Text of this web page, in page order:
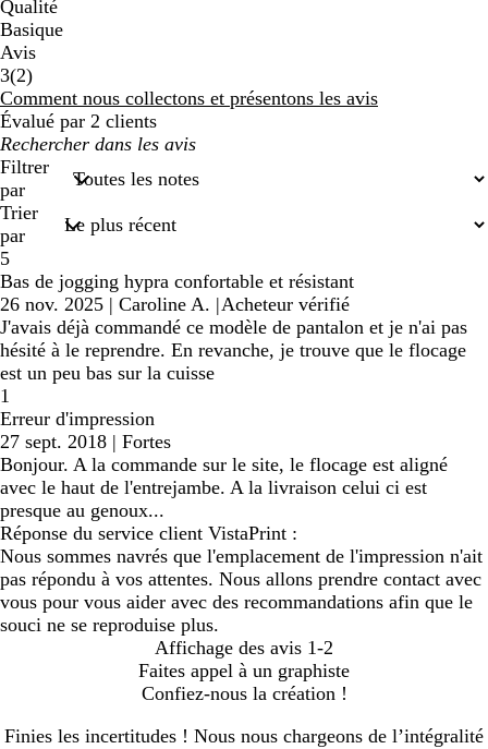
Qualité
Basique
Avis
3(22
avis
)
Comment nous collectons et présentons les avis
Évalué par 2 clients
Mes
recherches
saisies
Filtrer
par
Trier
par
5
Bas de jogging hypra confortable et résistant
26 nov. 2025 | Caroline A. |Acheteur vérifié
J'avais déjà commandé ce modèle de pantalon et je n'ai pas
hésité à le reprendre. En revanche, je trouve que le flocage
est un peu bas sur la cuisse
1
Erreur d'impression
27 sept. 2018 | Fortes
Bonjour. A la commande sur le site, le flocage est aligné
avec le haut de l'entrejambe. A la livraison celui ci est
presque au genoux...
Réponse du service client VistaPrint :
Nous sommes navrés que l'emplacement de l'impression n'ait
pas répondu à vos attentes. Nous allons prendre contact avec
vous pour vous aider avec des recommandations afin que le
souci ne se reproduise plus.
Affichage des avis 1-2
Faites appel à un graphiste
Confiez-nous la création !
Finies les incertitudes ! Nous nous chargeons de l’intégralité